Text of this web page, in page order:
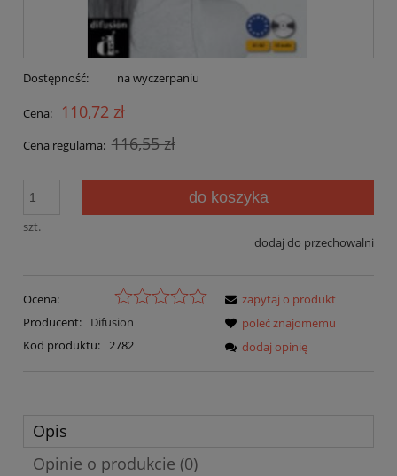
Dostępność: na wyczerpaniu
Cena: 110,72 zł
Cena regularna: 116,55 zł
szt.
do koszyka
dodaj do przechowalni
Ocena:
Producent:
Difusion
Kod produktu: 2782
zapytaj o produkt
poleć znajomemu
dodaj opinię
Opis
Opinie o produkcie (0)